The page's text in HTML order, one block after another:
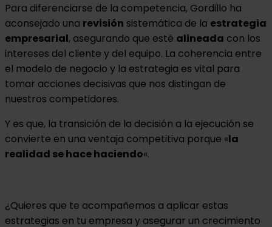
Para diferenciarse de la competencia, Gordillo ha
aconsejado una revisión sistemática de la estrategia
empresarial, asegurando que esté alineada con los
intereses del cliente y del equipo. La coherencia entre
el modelo de negocio y la estrategia es vital para
tomar acciones decisivas que nos distingan de
nuestros competidores.
Y es que, la transición de la decisión a la ejecución se
convierte en una ventaja competitiva porque «la
realidad se hace haciendo«.
¿Quieres que te acompañemos a aplicar estas
estrategias en tu empresa y asegurar un crecimiento